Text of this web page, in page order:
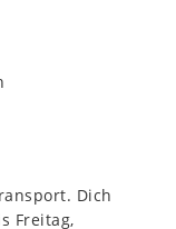
Dich
Freitag,